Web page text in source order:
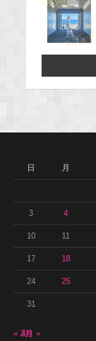
日
月
3 4
10 11
17 18
24 25
31
« 2月4月 »